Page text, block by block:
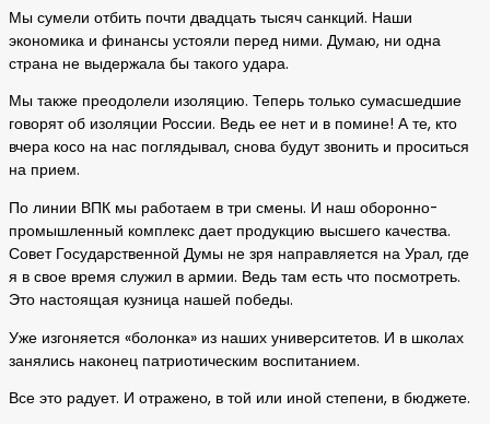
Мы сумели отбить почти двадцать тысяч санкций. Наши
экономика и финансы устояли перед ними. Думаю, ни одна
страна не выдержала бы такого удара.
Мы также преодолели изоляцию. Теперь только сумасшедшие
говорят об изоляции России. Ведь ее нет и в помине! А те, кто
вчера косо на нас поглядывал, снова будут звонить и проситься
на прием.
По линии ВПК мы работаем в три смены. И наш оборонно-
промышленный комплекс дает продукцию высшего качества.
Совет Государственной Думы не зря направляется на Урал, где
я в свое время служил в армии. Ведь там есть что посмотреть.
Это настоящая кузница нашей победы.
Уже изгоняется «болонка» из наших университетов. И в школах
занялись наконец патриотическим воспитанием.
Все это радует. И отражено, в той или иной степени, в бюджете.